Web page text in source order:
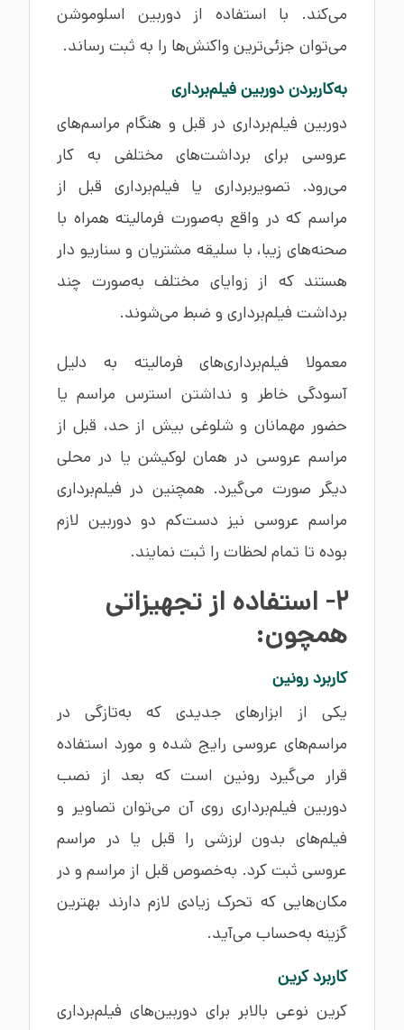
می‌کند. با استفاده از دوربین اسلوموشن
می‌توان جزئی‌ترین واکنش‌ها را به ثبت رساند.
به‌کاربردن دوربین فیلم‌برداری
دوربین فیلم‌برداری در قبل و هنگام مراسم‌های
عروسی برای برداشت‌های مختلفی به کار
می‌رود. تصویربرداری یا فیلم‌برداری قبل از
مراسم که در واقع به‌صورت فرمالیته همراه با
صحنه‌های زیبا، با سلیقه مشتریان و سناریو دار
هستند که از زوایای مختلف به‌صورت چند
برداشت فیلم‌برداری و ضبط می‌شوند.
معمولا فیلم‌برداری‌های فرمالیته به دلیل
آسودگی خاطر و نداشتن استرس مراسم یا
حضور مهمانان و شلوغی بیش از حد، قبل از
مراسم عروسی در همان لوکیشن یا در محلی
دیگر صورت می‌گیرد. همچنین در فیلم‌برداری
مراسم عروسی نیز دست‌کم دو دوربین لازم
بوده تا تمام لحظات را ثبت نمایند.
2- استفاده از تجهیزاتی
همچون:
کاربرد رونین
یکی از ابزارهای جدیدی که به‌تازگی در
مراسم‌های عروسی رایج شده و مورد استفاده
قرار می‌گیرد رونین است که بعد از نصب
دوربین فیلم‌برداری روی آن می‌توان تصاویر و
فیلم‌های بدون لرزشی را قبل یا در مراسم
عروسی ثبت کرد. به‌خصوص قبل از مراسم و در
مکان‌هایی که تحرک زیادی لازم دارند بهترین
گزینه به‌حساب می‌آید.
کاربرد کرین
کرین نوعی بالابر برای دوربین‌های فیلم‌برداری